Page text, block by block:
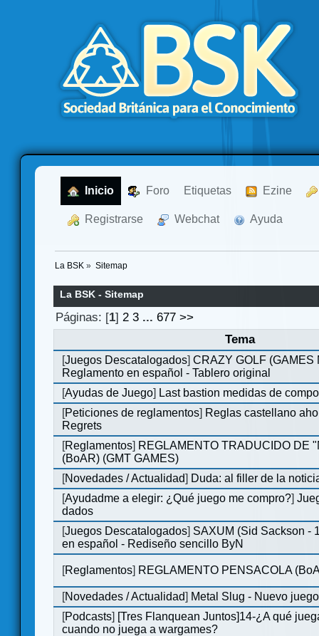
Inicio Foro Etiquetas Ezine
Registrarse Webchat Ayuda
La BSK » Sitemap
La BSK - Sitemap
Páginas: [1]2 3 ...677 >>
Tema
[Juegos Descatalogados]CRAZY GOLF (GAMES
Reglamento en español - Tablero original
[Ayudas de Juego] Last bastion medidas de
[Peticiones de reglamentos] Reglas castellano
Regrets
[Reglamentos] REGLAMENTO TRADUCIDO DE
(BoAR) (GMT GAMES)
[Novedades / Actualidad] Duda: al filler de la
[Ayudadme a elegir: ¿Qué juego me compro?]
dados
[Juegos Descatalogados] SAXUM (Sid Sackson -
en español - Rediseño sencillo ByN
[Reglamentos] REGLAMENTO PENSACOLA
[Novedades / Actualidad] Metal Slug - Nuevo
[Podcasts] [Tres Flanquean Juntos]14-¿A qué
cuando no juega a wargames?